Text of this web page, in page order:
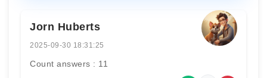
Jorn Huberts
2025-09-30 18:31:25
Count answers : 11